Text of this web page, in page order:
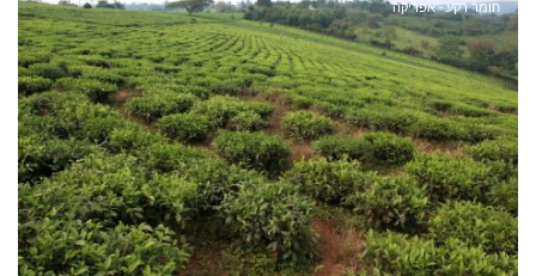
חומר רקע - אפריקה